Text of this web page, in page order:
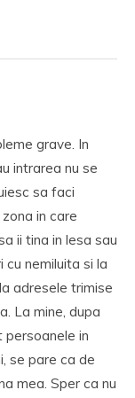
grave. In
intrarea nu se
sa faci
in care
ii tina in lesa sau
nemiluita si la
adresele trimise
La mine, dupa
in
se pare ca de
mea. Sper ca nu